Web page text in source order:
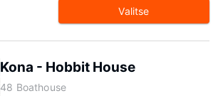
Valitse
Kona - Hobbit House
48 Boathouse